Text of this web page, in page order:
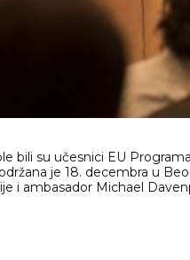
bili su učesnici EU
je 18. decembra u
i ambasador Michael